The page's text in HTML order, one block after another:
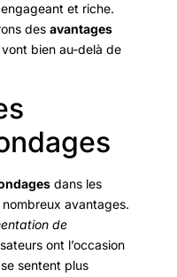
et riche.
des avantages
bien au-delà de
dans les
avantages.
de
ont l’occasion
sentent plus